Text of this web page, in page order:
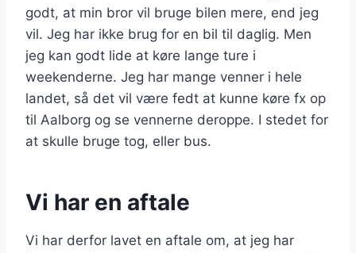
godt, at min bror vil bruge bilen mere, end jeg
vil. Jeg har ikke brug for en bil til daglig. Men
jeg kan godt lide at køre lange ture i
weekenderne. Jeg har mange venner i hele
landet, så det vil være fedt at kunne køre fx op
til Aalborg og se vennerne deroppe. I stedet for
at skulle bruge tog, eller bus.
Vi har en aftale
Vi har derfor lavet en aftale om, at jeg har